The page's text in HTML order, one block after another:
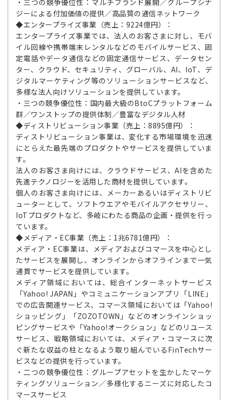
・三つの競争優位性：マルチブランド展開／グループシナ
ジーによる付加価値の提供／高品質の通信ネットワーク
◆エンタープライズ事業（売上：9224億円）：
エンタープライズ事業では、法人のお客さまに対し、モバ
イル回線や携帯端末レンタルなどのモバイルサービス、固
定電話やデータ通信などの固定通信サービス、データセン
ター、クラウド、セキュリティ、グローバル、AI、IoT、デ
ジタルマーケティング等のソリューションサービスなど、
多様な法人向けソリューションを提供しています。
・三つの競争優位性：国内最大級のBtoCプラットフォーム
群／ワンストップの提供体制／豊富なデジタル人材
◆ディストリビューション事業（売上：8895億円）：
ディストリビューション事業は、変化する市場環境を迅速
にとらえた最先端のプロダクトやサービスを提供していま
す。
法人のお客さま向けには、クラウドサービス、AIを含めた
先進テクノロジーを活用した商材を提供しています。
個人のお客さま向けには、メーカーあるいはディストリビ
ューターとして、ソフトウエアやモバイルアクセサリー、
IoTプロダクトなど、多岐にわたる商品の企画・提供を行っ
ています。
◆メディア・EC事業（売上：1兆6781億円）：
メディア・EC事業は、メディアおよびコマースを中心とし
たサービスを展開し、オンラインからオフラインまで一気
通貫でサービスを提供しています。
メディア領域においては、総合インターネットサービス
「Yahoo! JAPAN」やコミュニケーションアプリ「LINE」
での広告関連サービス、コマース領域においては「Yahoo!
ショッピング」「ZOZOTOWN」などのオンラインショッ
ピングサービスや「Yahoo!オークション」などのリユース
サービス、戦略領域においては、メディア・コマースに次
ぐ新たな収益の柱となるよう取り組んでいるFinTechサー
ビスなどの提供を行っています。
・二つの競争優位性：グループアセットを生かしたマーケ
ティングソリューション／多様化するニーズに対応したコ
マースサービス